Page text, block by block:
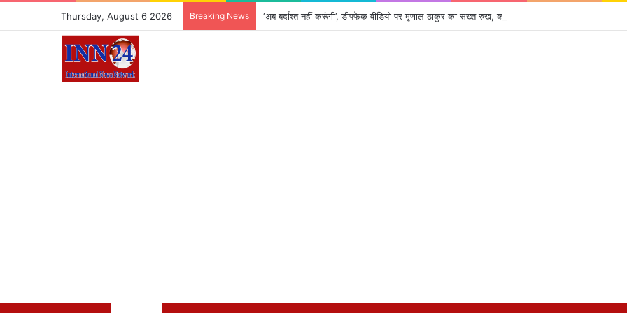
Thursday, August 6 2026 Breaking News ‘अब बर्दाश्त नहीं करूंगी’, डीपफेक वीडियो पर मृणाल ठाकुर का सख्त रुख, कानूनी कार्रवाई की दी चेतावनी